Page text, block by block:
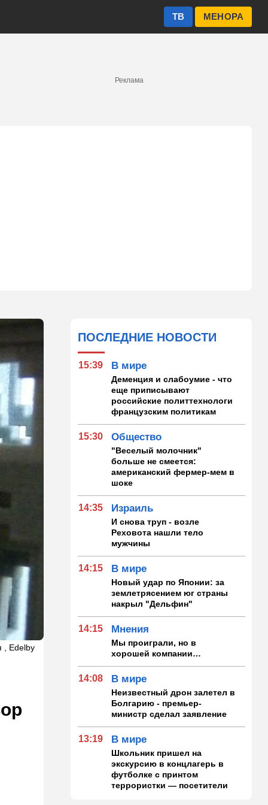
МЕНОРА
ТВ
Реклама
, Edelby
ПОСЛЕДНИЕ НОВОСТИ
15:39 В мире
Деменция и слабоумие - что
еще приписывают
российские политтехнологи
французским политикам
15:30 Общество
"Веселый молочник"
больше не смеется:
американский фермер-мем в
шоке
14:35 Израиль
И снова труп - возле
Реховота нашли тело
мужчины
14:15 В мире
Новый удар по Японии: за
землетрясением юг страны
накрыл "Дельфин"
14:15 Мнения
Мы проиграли, но в
хорошей компании…
14:08 В мире
Неизвестный дрон залетел в
Болгарию - премьер-
министр сделал заявление
13:19 В мире
Школьник пришел на
экскурсию в концлагерь в
футболке с принтом
террористки — посетители